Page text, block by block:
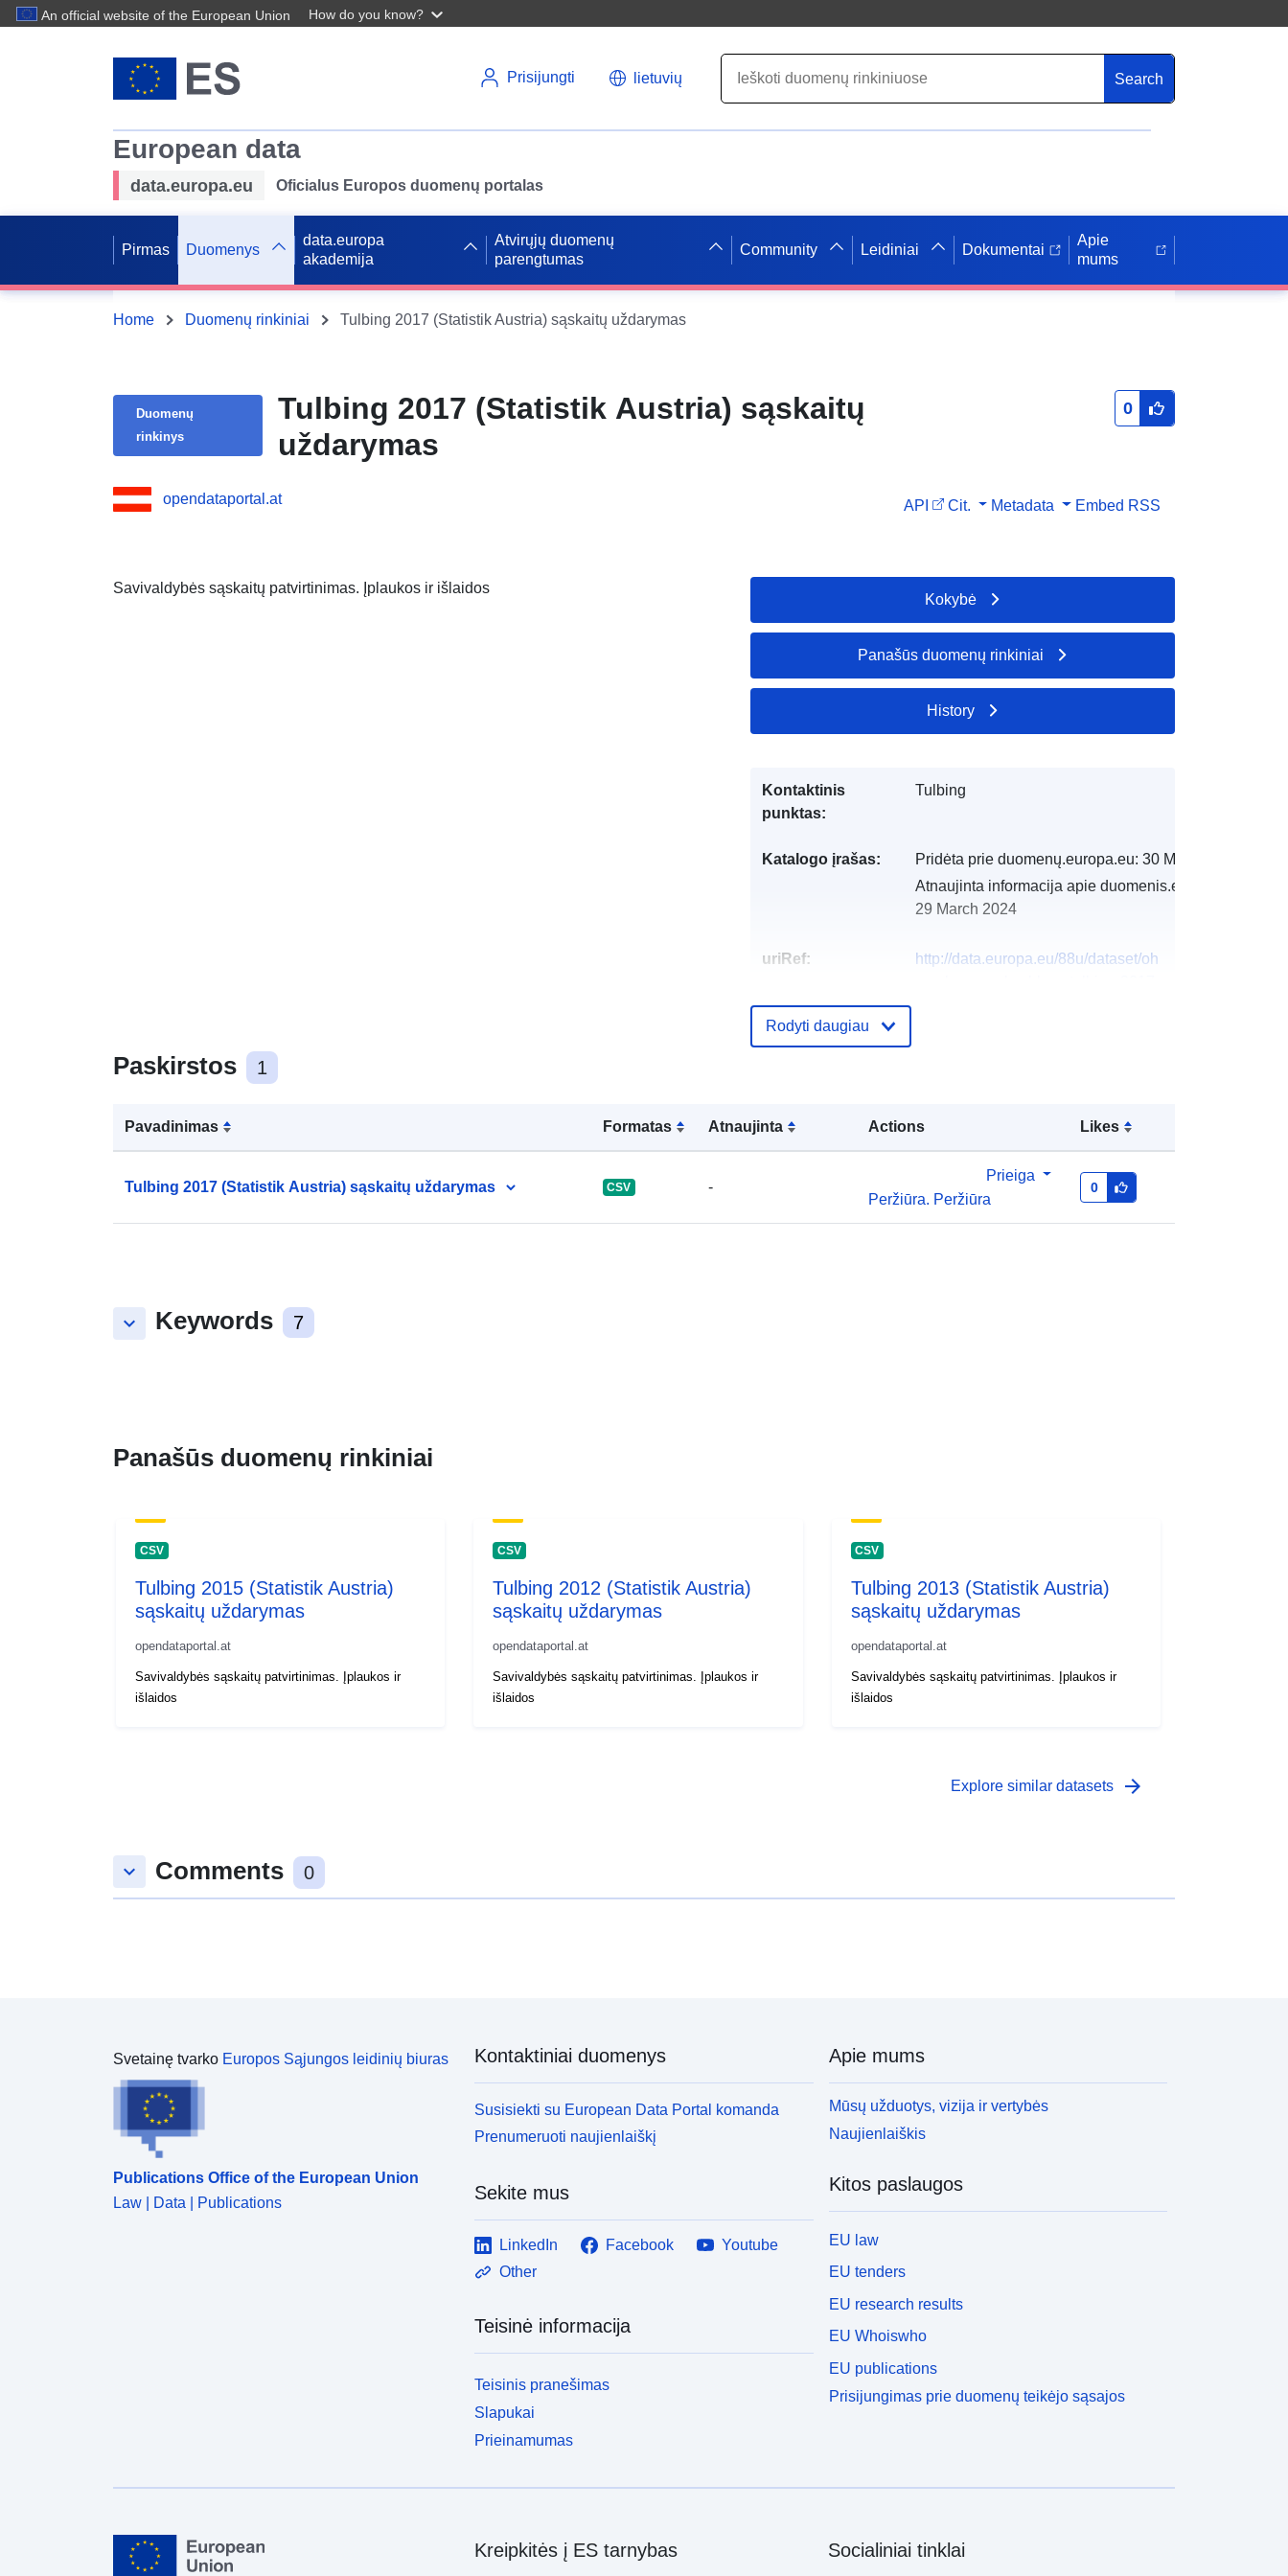
An official website of the European Union How do you know?
Prisijungti lietuvių Search
European data
data.europa.eu Oficialus Europos duomenų portalas
Pirmas Duomenys
data.europa
akademija
Atvirųjų duomenų
parengtumas
Community Leidiniai Dokumentai
Apie
mums
Home Duomenų rinkiniai Tulbing 2017 (Statistik Austria) sąskaitų uždarymas
Duomenų
rinkinys
Tulbing 2017 (Statistik Austria) sąskaitų
uždarymas
0
opendataportal.at API Cit. Metadata Embed RSS
Savivaldybės sąskaitų patvirtinimas. Įplaukos ir išlaidos
Paskirstos 1
Pavadinimas Formatas Atnaujinta Actions Likes
Tulbing 2017 (Statistik Austria) sąskaitų uždarymas CSV -
Prieiga
Peržiūra. Peržiūra
0
keyboard_arrow_down Keywords 7
Kokybė
Panašūs duomenų rinkiniai
History
Kontaktinis
punktas:
Tulbing
Katalogo įrašas: Pridėta prie duomenų.europa.eu: 30 March 2022
Atnaujinta informacija apie duomenis.europa.eu:
29 March 2024
uriRef:
http://data.europa.eu/88u/dataset/oh
Rodyti daugiau
Panašūs duomenų rinkiniai
CSV
Tulbing 2015 (Statistik Austria)
sąskaitų uždarymas
opendataportal.at
Savivaldybės sąskaitų patvirtinimas. Įplaukos ir
išlaidos
CSV
Tulbing 2012 (Statistik Austria)
sąskaitų uždarymas
opendataportal.at
Savivaldybės sąskaitų patvirtinimas. Įplaukos ir
išlaidos
CSV
Tulbing 2013 (Statistik Austria)
sąskaitų uždarymas
opendataportal.at
Savivaldybės sąskaitų patvirtinimas. Įplaukos ir
išlaidos
Explore similar datasets arrow_forward
keyboard_arrow_down Comments 0
Svetainę tvarko Europos Sąjungos leidinių biuras
Publications Office of the European Union
Law | Data | Publications
Kontaktiniai duomenys
Susisiekti su European Data Portal komanda
Prenumeruoti naujienlaiškį
Sekite mus
LinkedIn Facebook
Youtube
Other
Teisinė informacija
Teisinis pranešimas
Slapukai
Prieinamumas
Apie mums
Mūsų užduotys, vizija ir vertybės
Naujienlaiškis
Kitos paslaugos
EU law
EU tenders
EU research results
EU Whoiswho
EU publications
Prisijungimas prie duomenų teikėjo sąsajos
Kreipkitės į ES tarnybas Socialiniai tinklai